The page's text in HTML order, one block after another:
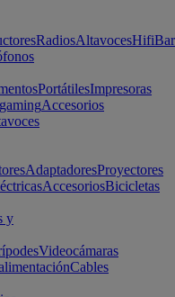
RadiosAltavocesHifi
PortátilesImpresoras
Accesorios
AdaptadoresProyectores
AccesoriosBicicletas
y
Videocámaras
Cables